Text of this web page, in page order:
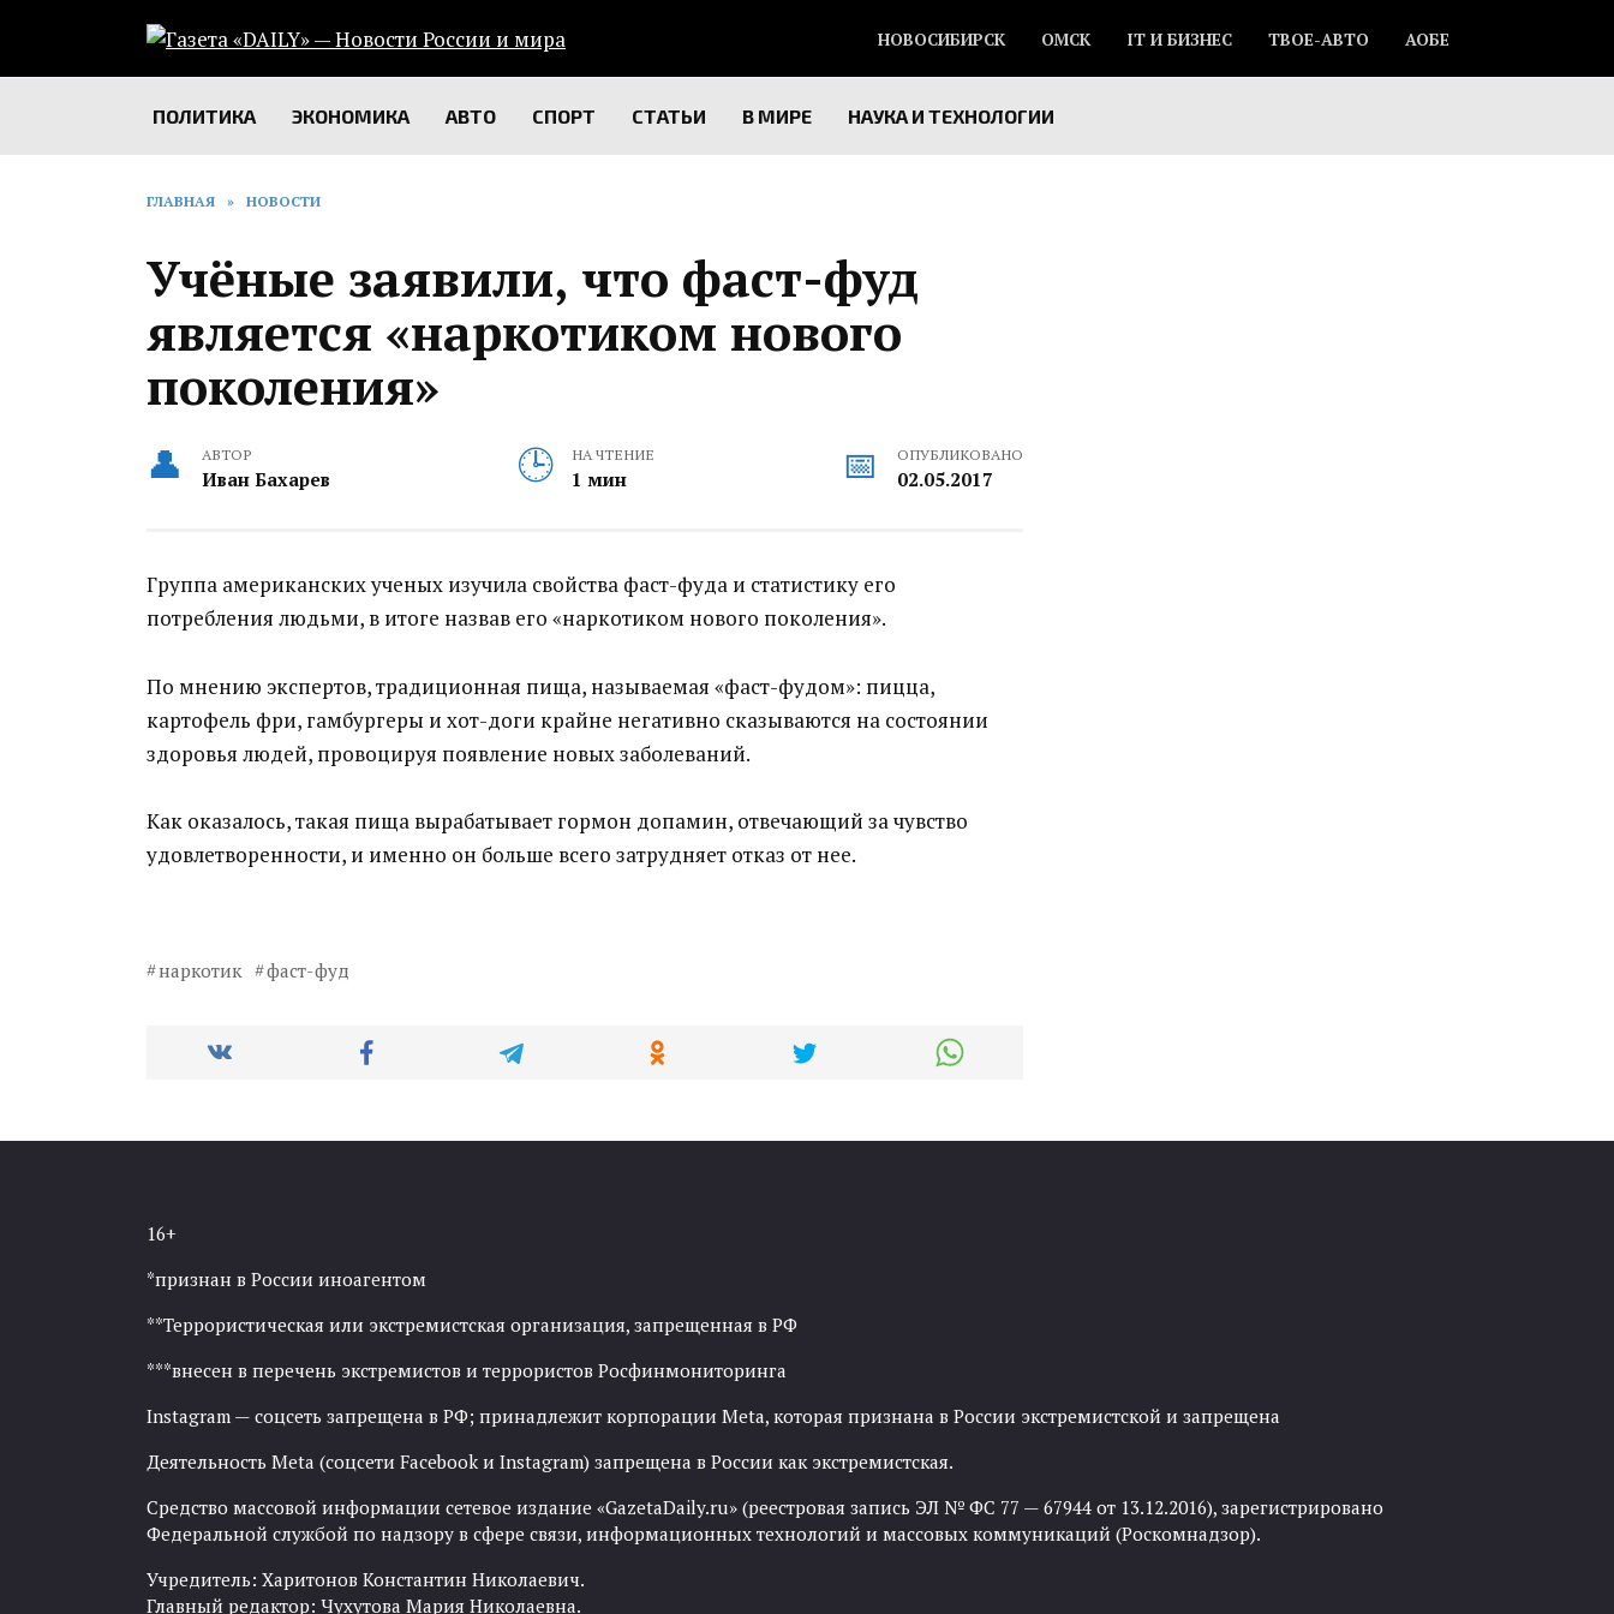
содержанию
НОВОСИБИРСК ОМСК IT И БИЗНЕС ТВОЕ-АВТО АОБЕ
ПОЛИТИКА ЭКОНОМИКА АВТО СПОРТ СТАТЬИ В МИРЕ НАУКА И ТЕХНОЛОГИИ
ГЛАВНАЯ » НОВОСТИ
Учёные заявили, что фаст-фуд
является «наркотиком нового
поколения»
АВТОР
Иван Бахарев
НА ЧТЕНИЕ
1 мин
ОПУБЛИКОВАНО
02.05.2017
Группа американских ученых изучила свойства фаст-фуда и статистику его
потребления людьми, в итоге назвав его «наркотиком нового поколения».
По мнению экспертов, традиционная пища, называемая «фаст-фудом»: пицца,
картофель фри, гамбургеры и хот-доги крайне негативно сказываются на состоянии
здоровья людей, провоцируя появление новых заболеваний.
Как оказалось, такая пища вырабатывает гормон допамин, отвечающий за чувство
удовлетворенности, и именно он больше всего затрудняет отказ от нее.
наркотик фаст-фуд
16+
*признан в России иноагентом
**Террористическая или экстремистская организация, запрещенная в РФ
***внесен в перечень экстремистов и террористов Росфинмониторинга
Instagram — соцсеть запрещена в РФ; принадлежит корпорации Meta, которая признана в России экстремистской и запрещена
Деятельность Meta (соцсети Facebook и Instagram) запрещена в России как экстремистская.
Средство массовой информации сетевое издание «GazetaDaily.ru» (реестровая запись ЭЛ № ФС 77 — 67944 от 13.12.2016), зарегистрировано
Федеральной службой по надзору в сфере связи, информационных технологий и массовых коммуникаций (Роскомнадзор).
Учредитель: Харитонов Константин Николаевич.
Главный редактор: Чухутова Мария Николаевна.